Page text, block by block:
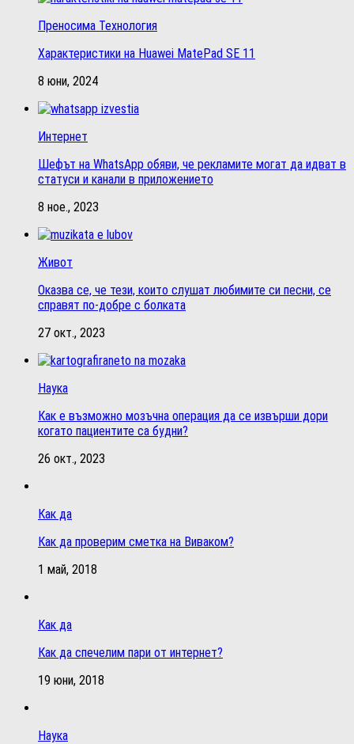
Преносима Технология
Характеристики на Huawei MatePad SE 11
8 юни, 2024
Интернет
Шефът на WhatsApp обяви, че рекламите могат да идват в
статуси и канали в приложението
8 ное., 2023
Живот
Оказва се, че тези, които слушат любимите си песни, се
справят по-добре с болката
27 окт., 2023
Наука
Как е възможно мозъчна операция да се извърши дори
когато пациентите са будни?
26 окт., 2023
Как да
Как да проверим сметка на Виваком?
1 май, 2018
Как да
Как да спечелим пари от интернет?
19 юни, 2018
Наука